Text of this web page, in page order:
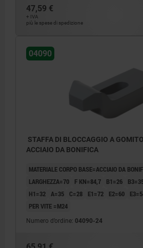
47,59 €
+ IVA
più le spese di spedizione
04090
STAFFA DI BLOCCAGGIO A
ACCIAIO DA BONIFICA
MATERIALE CORPO BASE=ACCIAIO DA
LARGHEZZA=70
F KN=84,7 B1=26
H1=32 A=35 C=28 E1=72 E2=60
PER VITE =M24
Numero d’ordine: 04090-24